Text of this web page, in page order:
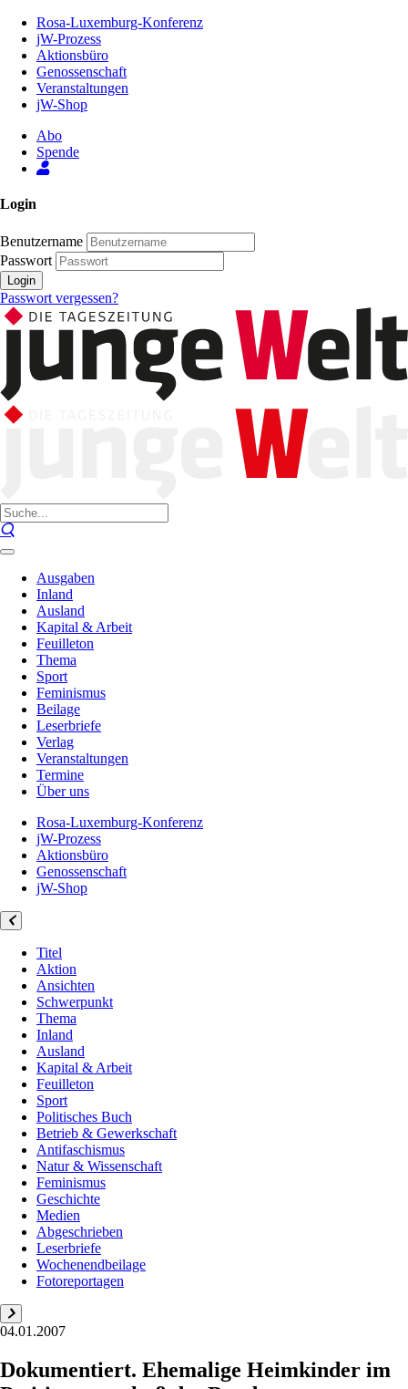
Inhalt
Seite
Rosa-Luxemburg-Konferenz
jW-Prozess
Aktionsbüro
Genossenschaft
Veranstaltungen
jW-Shop
Abo
Spende
Login
Benutzername
Passwort
Login
Passwort vergessen?
Ausgaben
Inland
Ausland
Kapital & Arbeit
Feuilleton
Thema
Sport
Feminismus
Beilage
Leserbriefe
Verlag
Veranstaltungen
Termine
Über uns
Rosa-Luxemburg-Konferenz
jW-Prozess
Aktionsbüro
Genossenschaft
jW-Shop
Titel
Aktion
Ansichten
Schwerpunkt
Thema
Inland
Ausland
Kapital & Arbeit
Feuilleton
Sport
Politisches Buch
Betrieb & Gewerkschaft
Antifaschismus
Natur & Wissenschaft
Feminismus
Geschichte
Medien
Abgeschrieben
Leserbriefe
Wochenendbeilage
Fotoreportagen
04.01.2007
Dokumentiert. Ehemalige Heimkinder im